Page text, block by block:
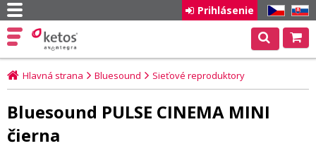
CZ SK
Prihlásenie
Hlavná strana Bluesound Sieťové reproduktory
Bluesound PULSE CINEMA MINI
čierna